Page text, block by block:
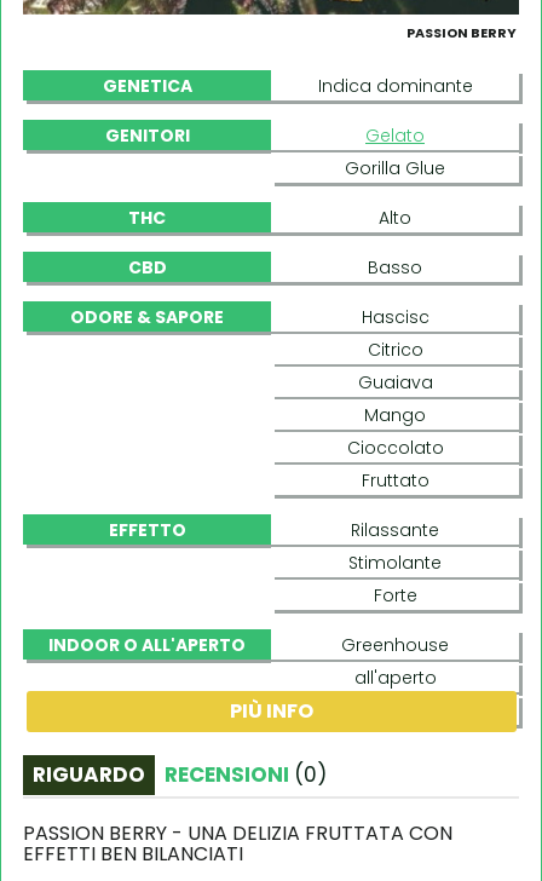
PASSION BERRY
GENETICA Indica dominante
GENITORI
Gelato
Gorilla Glue
THC Alto
CBD Basso
ODORE & SAPORE
Hascisc
Citrico
Guaiava
Mango
Cioccolato
Fruttato
EFFETTO
Rilassante
Stimolante
Forte
INDOOR O ALL'APERTO
Greenhouse
all'aperto
PIÙ INFO
RIGUARDO RECENSIONI (0)
PASSION BERRY - UNA DELIZIA FRUTTATA CON
EFFETTI BEN BILANCIATI